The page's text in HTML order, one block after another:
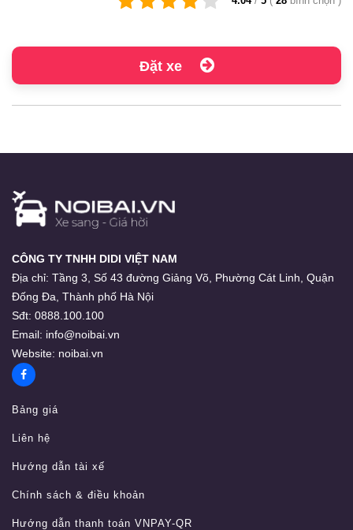
Đặt xe
CÔNG TY TNHH DIDI VIỆT NAM
Địa chỉ: Tầng 3, Số 43 đường Giảng Võ, Phường Cát Linh, Quận
Đống Đa, Thành phố Hà Nội
Sđt: 0888.100.100
Email: info@noibai.vn
Website: noibai.vn
Bảng giá
Liên hệ
Hướng dẫn tài xế
Chính sách & điều khoản
Hướng dẫn thanh toán VNPAY-QR